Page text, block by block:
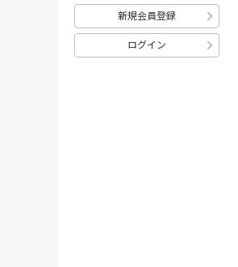
新規会員登録
ログイン